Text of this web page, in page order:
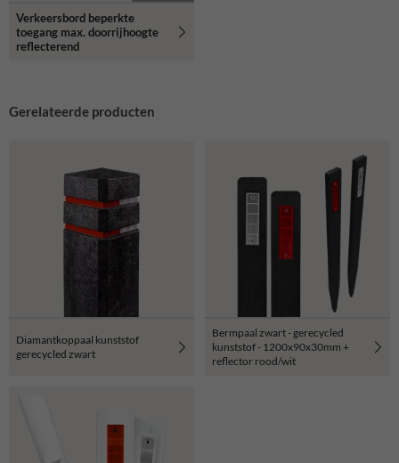
Verkeersbord beperkte
toegang max. doorrijhoogte
reflecterend
Gerelateerde producten
Diamantkoppaal kunststof
gerecycled zwart
Bermpaal zwart - gerecycled
kunststof - 1200x90x30mm +
reflector rood/wit